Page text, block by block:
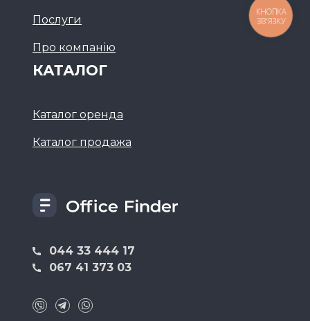
044 33 444 17
067 41 373 03
Послуги
Про компанію
КАТАЛОГ
Каталог оренда
Каталог продажа
КНОПКА
ЗВ'ЯЗКУ